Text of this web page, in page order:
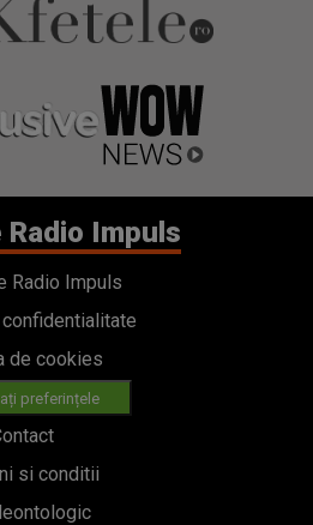
Radio Impuls
Radio Impuls
de cookies
preferințele
si conditii